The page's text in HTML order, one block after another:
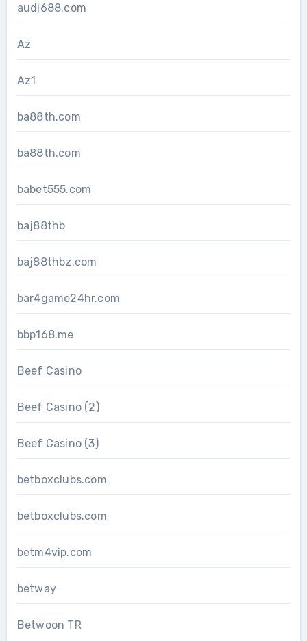
audi688.com
Az
Az1
ba88th.com
ba88th.com
babet555.com
baj88thb
baj88thbz.com
bar4game24hr.com
bbp168.me
Beef Casino
Beef Casino (2)
Beef Casino (3)
betboxclubs.com
betboxclubs.com
betm4vip.com
betway
Betwoon TR